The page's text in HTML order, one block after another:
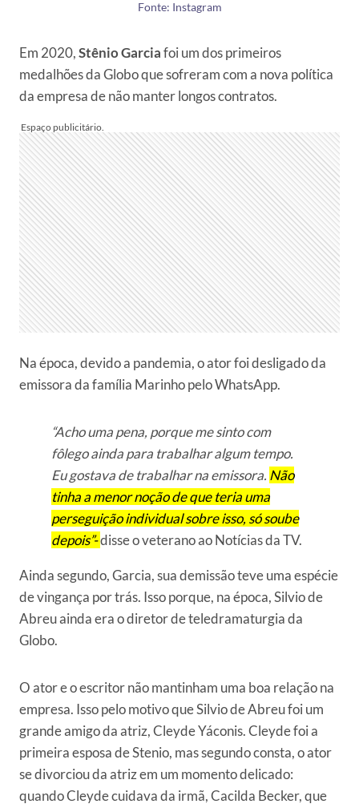
Fonte: Instagram
Em 2020,Stênio Garciafoi um dos primeiros
medalhões da Globo que sofreram com a nova política
da empresa de não manter longos contratos.
Na época, devido a pandemia, o ator foi desligado da
emissora da família Marinho pelo WhatsApp.
“Acho uma pena, porque me sinto com
fôlego ainda para trabalhar algum tempo.
Eu gostava de trabalhar na emissora. Não
tinha a menor noção de que teria uma
perseguição individual sobre isso, só soube
depois”-disse o veterano ao Notícias da TV.
Ainda segundo, Garcia, sua demissão teve uma espécie
de vingança por trás. Isso porque, na época, Silvio de
Abreu ainda era o diretor de teledramaturgia da
Globo.
O ator e o escritor não mantinham uma boa relação na
empresa. Isso pelo motivo que Silvio de Abreu foi um
grande amigo da atriz, Cleyde Yáconis. Cleyde foi a
primeira esposa de Stenio, mas segundo consta, o ator
se divorciou da atriz em um momento delicado:
quando Cleyde cuidava da irmã, Cacilda Becker, que